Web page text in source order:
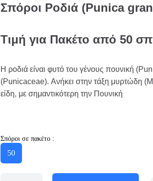
Σπόροι Ροδιά (Punica
Τιμή για Πακέτο από 50
Η ροδιά είναι φυτό του γένους πουνική
(Punicaceae). Ανήκει στην τάξη μυρτώδη
είδη, με σημαντικότερη την Πουνική
Σπόροι σε πακέτο :
50